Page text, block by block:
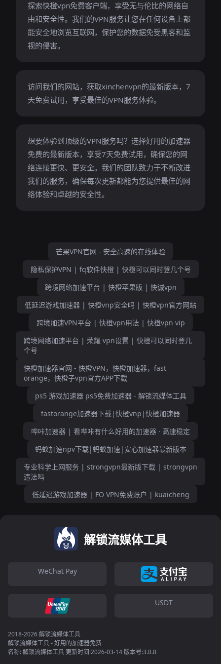
探索快橙vpn免费客户端，享受无与伦比的网络自
由和安全性。我们的VPN服务让您在任何设备上都
能安全地浏览互联网，保护您的数据免受黑客和监
视的侵害。
访问我们的网站，获取xinchenvpn的最新版本，7
天免费试用，享受最佳的VPN服务体验。
想要体验到顶级的VPN服务吗？选择好用的加速器
免费的最新版本，享受7天免费试用，确保您的网
络连接更快、更安全。我们的团队致力于不断改进
我们的服务，确保每次更新都能为您提供最佳的网
络体验和卓越的安全性。
芒果VPN官网 - 安全高速的在线体验
隐私保护VPN | fq软件快橙 | 快橙可以同时登几个号
跨境网络加速平台 | 快橙苹果版 | 快诚vpn
低延迟游戏加速器 | 快橙vnp安全吗 | 快橙vpn官方网站
跨境加速VPN平台 | 快橙vpn用法 | 快橙vpn vip
跨境网络加速平台 | 荣耀 vpn设置 | 快橙可以同时登几
个号
快橙加速器官网 - 快橙VPN，快橙加速器，fast
orange，快橙子vpn官方APP下载
ps5 游戏加速器 ps5免费加速器 - 解锁流媒体工具
fastorange加速器下载|快橙vnp|快橙加速器
哔咔加速器 | 看哔咔有什么好用的加速器 · 高速稳定
蚂蚁加速npv下载|蚂蚁加速|安心加速器最新版本
专业科学上网服务 | strongvpn最新版下载 | strongvpn
违法吗
低延迟游戏加速器 | FO VPN免费账户 | kuaicheng
解锁流媒体工具
WeChat Pay
USDT
2018-2026 解锁流媒体工具
解锁流媒体工具 - 好用的加速器免费
名称: 解锁流媒体工具 更新时间:2026-03-14 版本号:3.0.0